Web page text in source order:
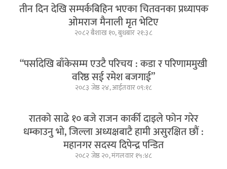
तीन दिन देखि सम्पर्कबिहिन भएका चितवनका प्रध्यापक
ओमराज मैनाली मृत भेटिए
२०८२ बैशाख १०, बुधबार २१:३८
“पर्सादेखि बाँकेसम्म एउटै परिचय : कडा र परिणाममुखी
वरिष्ठ सई रमेश बजगाई”
२०८३ जेष्ठ २४, आईतवार ०९:१८
रातको साढे १० बजे राजन कार्की दाइले फोन गरेर
धम्काउनु भो, जिल्ला अध्यक्षबाटै हामी असुरक्षित छौं :
महानगर सदस्य दिपेन्द्र पन्डित
२०८२ जेष्ठ २०, मंगलवार १५:४८